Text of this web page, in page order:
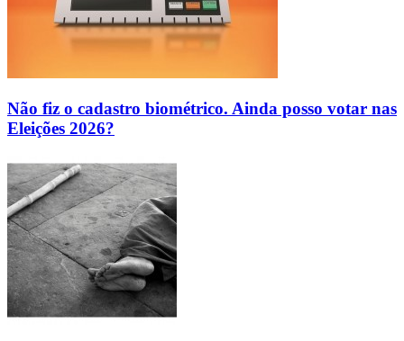
Não fiz o cadastro biométrico. Ainda posso votar nas
Eleições 2026?